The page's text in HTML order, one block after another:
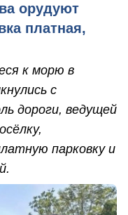
орудуют
платная,
к морю в
с
дороги, ведущей
парковку и